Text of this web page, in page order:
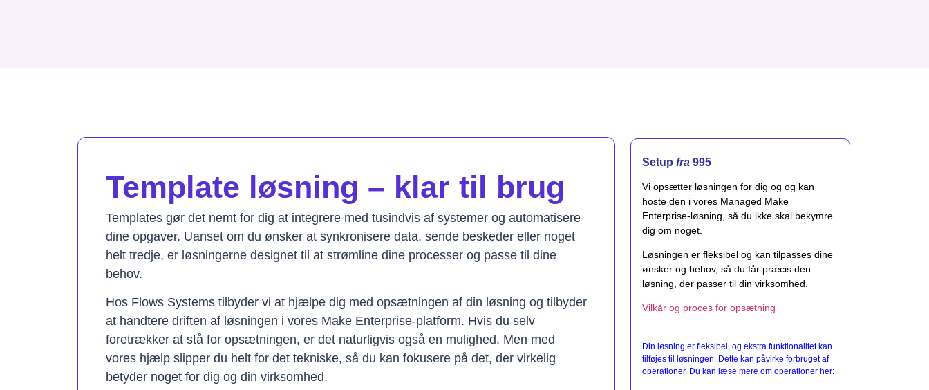
Template løsning – klar til brug
Templates gør det nemt for dig at integrere med tusindvis af systemer og automatisere
dine opgaver. Uanset om du ønsker at synkronisere data, sende beskeder eller noget
helt tredje, er løsningerne designet til at strømline dine processer og passe til dine
behov.
Hos Flows Systems tilbyder vi at hjælpe dig med opsætningen af din løsning og tilbyder
at håndtere driften af løsningen i vores Make Enterprise-platform. Hvis du selv
foretrækker at stå for opsætningen, er det naturligvis også en mulighed. Men med
vores hjælp slipper du helt for det tekniske, så du kan fokusere på det, der virkelig
betyder noget for dig og din virksomhed.
Setup fra 995
Vi opsætter løsningen for dig og og kan
hoste den i vores Managed Make
Enterprise-løsning, så du ikke skal bekymre
dig om noget.
Løsningen er fleksibel og kan tilpasses dine
ønsker og behov, så du får præcis den
løsning, der passer til din virksomhed.
Vilkår og proces for opsætning
Din løsning er fleksibel, og ekstra funktionalitet kan
tilføjes til løsningen. Dette kan påvirke forbruget af
operationer. Du kan læse mere om operationer her: